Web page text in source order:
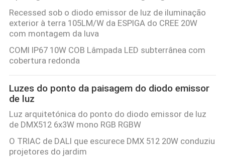
MAPA
DO
SITE
POLÍTICA
DE
PRIVACIDADE
Recessed sob o diodo emissor de luz de iluminação
exterior à terra 105LM/W da ESPIGA do CREE 20W
com montagem da luva
COMI IP67 10W COB Lâmpada LED subterrânea com
cobertura redonda
Luzes do ponto da paisagem do diodo emissor
de luz
Luz arquitetónica do ponto do diodo emissor de luz
de DMX512 6x3W mono RGB RGBW
O TRIAC de DALI que escurece DMX 512 20W conduziu
projetores do jardim